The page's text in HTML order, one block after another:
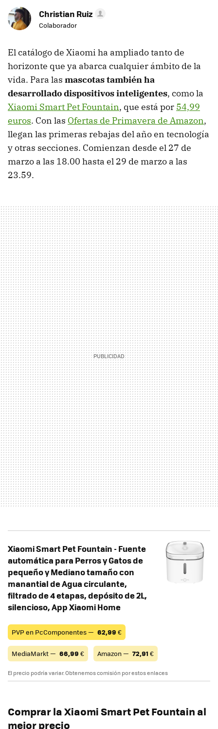
Christian Ruiz
Colaborador
El catálogo de Xiaomi ha ampliado tanto de
horizonte que ya abarca cualquier ámbito de la
vida. Para las mascotas también ha
desarrollado dispositivos inteligentes, como la
Xiaomi Smart Pet Fountain, que está por 54,99
euros. Con las Ofertas de Primavera de Amazon,
llegan las primeras rebajas del año en tecnología
y otras secciones. Comienzan desde el 27 de
marzo a las 18.00 hasta el 29 de marzo a las
23.59.
Xiaomi Smart Pet Fountain - Fuente
automática para Perros y Gatos de
pequeño y Mediano tamaño con
manantial de Agua circulante,
filtrado de 4 etapas, depósito de 2L,
silencioso, App Xiaomi Home
PVP en PcComponentes — 62,99 €
MediaMarkt — 66,99 € Amazon — 72,91 €
El precio podría variar. Obtenemos comisión por estos enlaces
Comprar la Xiaomi Smart Pet Fountain al
mejor precio